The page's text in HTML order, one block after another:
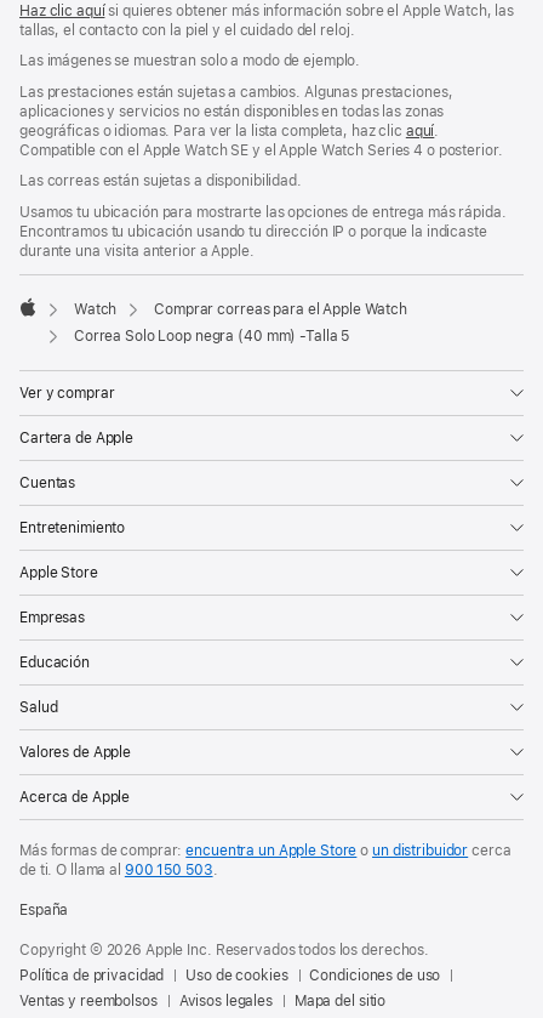
ventana
nueva)
Haz clic aquísi quieres obtener más información sobre el Apple Watch, las
tallas, el contacto con la piel y el cuidado del reloj.
Las imágenes se muestran solo a modo de ejemplo.
Las prestaciones están sujetas a cambios. Algunas prestaciones,
aplicaciones y servicios no están disponibles en todas las zonas
geográficas o idiomas. Para ver la lista completa, haz clic aquí
Compatible con el Apple Watch SE y el Apple Watch Series 4 o posterior.
Las correas están sujetas a disponibilidad.
Usamos tu ubicación para mostrarte las opciones de entrega más rápida.
Encontramos tu ubicación usando tu dirección IP o porque la indicaste
durante una visita anterior a Apple.
Apple
Watch
Comprar correas para el Apple Watch
Correa Solo Loop negra (40 mm) -Talla 5
Ver y comprar
Cartera de Apple
Cuentas
Entretenimiento
Apple Store
Empresas
Educación
Salud
Valores de Apple
Acerca de Apple
Más formas de comprar:encuentra un Apple Store oun distribuidor cerca
de ti. O
llama al 900 150 503.
España
Copyright © 2026 Apple Inc. Reservados todos los derechos.
Política de privacidad
Uso de cookies
Condiciones de uso
Ventas y reembolsos
Avisos legales Mapa del sitio